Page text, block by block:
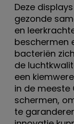
Deze
gezonde
en
beschermen
bacteriën
de
een
in de meeste
schermen,
te